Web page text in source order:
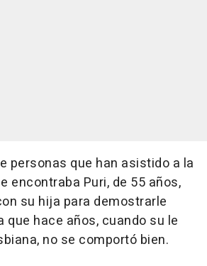
personas que han asistido a la
encontraba Puri, de 55 años,
su hija para demostrarle
que hace años, cuando su le
no se comportó bien.